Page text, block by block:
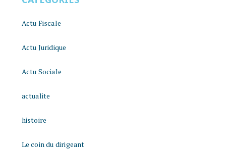
Actu Fiscale
Actu Juridique
Actu Sociale
actualite
histoire
Le coin du dirigeant